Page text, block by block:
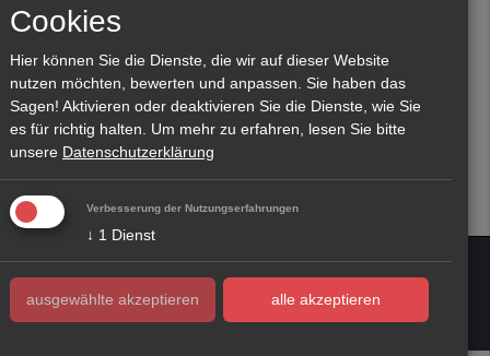
herzlich eingeladen sind.
Wir möchten unsere Gäste gerne mit leckeren
Federweißen frischen Zwiebelkuchen und anderen
kleinen Leckereien verwöhnen und ein paar gesellige
Stunden zusammen verbringen.
© 2026 Schützenverein Langenprozelten 1954 e.V.
FacebookPinterestWhatsApp
Cookies
Hier können Sie die Dienste, die wir auf dieser Website
nutzen möchten, bewerten und anpassen. Sie haben das
Sagen! Aktivieren oder deaktivieren Sie die Dienste, wie Sie
es für richtig halten.
Um mehr zu erfahren, lesen Sie bitte
unsere Datenschutzerklärung
Verbesserung der Nutzungserfahrungen
↓ 1 Dienst
ausgewählte akzeptieren alle akzeptieren